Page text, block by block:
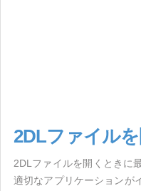
2DLファイル
2DLファイルを開くときに
適切なアプリケーションが